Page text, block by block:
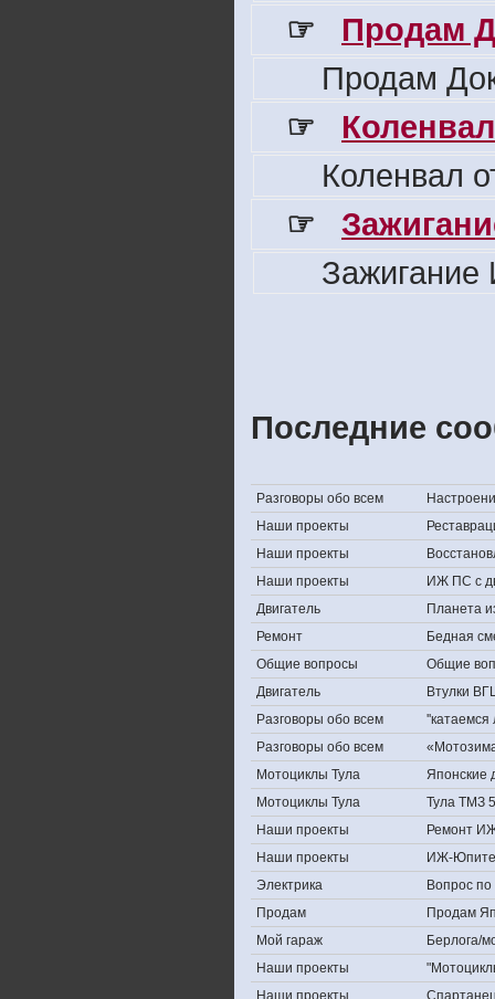
☞
Продам
Продам
☞
Коленвал
☞
Последние
Разговоры обо всем
Наши проекты
Наши проекты
Наши проекты
ИЖ ПС с
Двигатель
Планета
Ремонт
Бедная
Общие вопросы
Общие
Двигатель
Втулки
Разговоры обо всем
Разговоры обо всем
Мотоциклы Тула
Японские
Мотоциклы Тула
Тула ТМЗ
Наши проекты
Ремонт
Наши проекты
ИЖ-
Электрика
Вопрос по
Продам
Продам
Мой гараж
Берлога/
Наши проекты
Наши проекты